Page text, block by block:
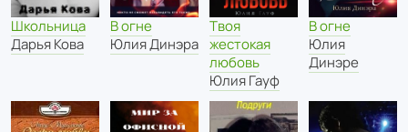
Школьница
Дарья Кова
В огне
Юлия Динэра
Твоя
жестокая
любовь
Юлия Гауф
В огне
Юлия
Динэре